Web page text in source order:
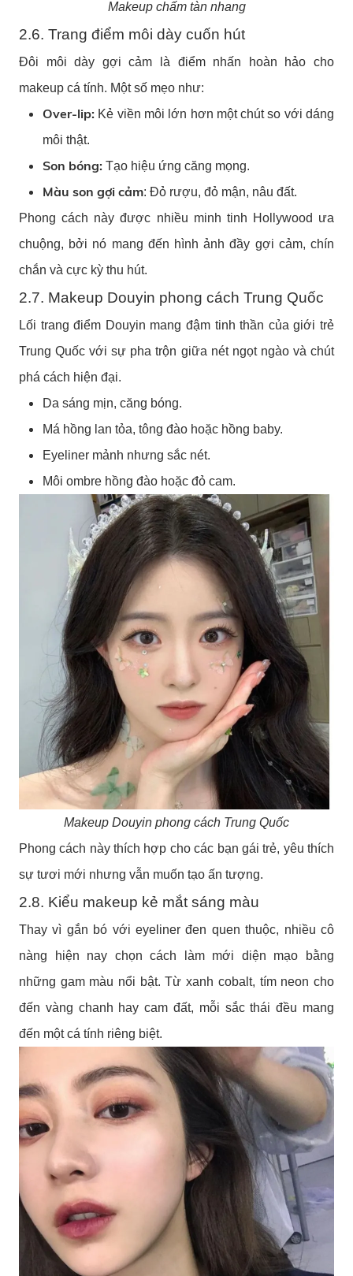
Makeup chấm tàn nhang
2.6. Trang điểm môi dày cuốn hút
Đôi môi dày gợi cảm là điểm nhấn hoàn hảo cho
makeup cá tính. Một số mẹo như:
Over-lip: Kẻ viền môi lớn hơn một chút so với dáng
môi thật.
Son bóng: Tạo hiệu ứng căng mọng.
Màu son gợi cảm: Đỏ rượu, đỏ mận, nâu đất.
Phong cách này được nhiều minh tinh Hollywood ưa
chuộng, bởi nó mang đến hình ảnh đầy gợi cảm, chín
chắn và cực kỳ thu hút.
2.7. Makeup Douyin phong cách Trung Quốc
Lối trang điểm Douyin mang đậm tinh thần của giới trẻ
Trung Quốc với sự pha trộn giữa nét ngọt ngào và chút
phá cách hiện đại.
Da sáng mịn, căng bóng.
Má hồng lan tỏa, tông đào hoặc hồng baby.
Eyeliner mảnh nhưng sắc nét.
Môi ombre hồng đào hoặc đỏ cam.
Makeup Douyin phong cách Trung Quốc
Phong cách này thích hợp cho các bạn gái trẻ, yêu thích
sự tươi mới nhưng vẫn muốn tạo ấn tượng.
2.8. Kiểu makeup kẻ mắt sáng màu
Thay vì gắn bó với eyeliner đen quen thuộc, nhiều cô
nàng hiện nay chọn cách làm mới diện mạo bằng
những gam màu nổi bật. Từ xanh cobalt, tím neon cho
đến vàng chanh hay cam đất, mỗi sắc thái đều mang
đến một cá tính riêng biệt.